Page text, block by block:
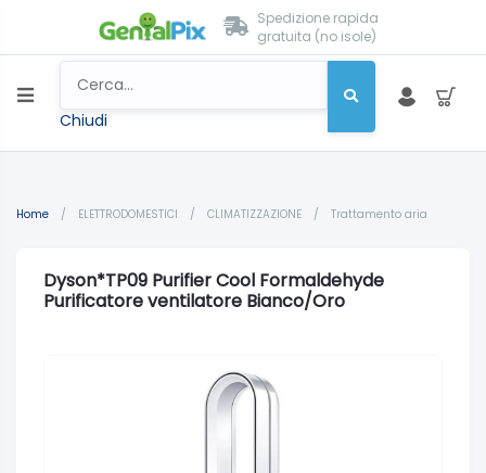
Spedizione rapida
gratuita (no isole)
Chiudi
Home / ELETTRODOMESTICI / CLIMATIZZAZIONE / Trattamento aria
Dyson*TP09 Purifier Cool Formaldehyde
Purificatore ventilatore Bianco/Oro